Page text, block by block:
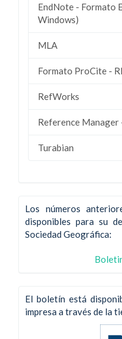
EndNote - Formato
Windows)
MLA
Formato ProCite -
RefWorks
Reference
Turabian
Los números
disponibles para su
Sociedad Geográfica:
El boletín está
impresa a través de la